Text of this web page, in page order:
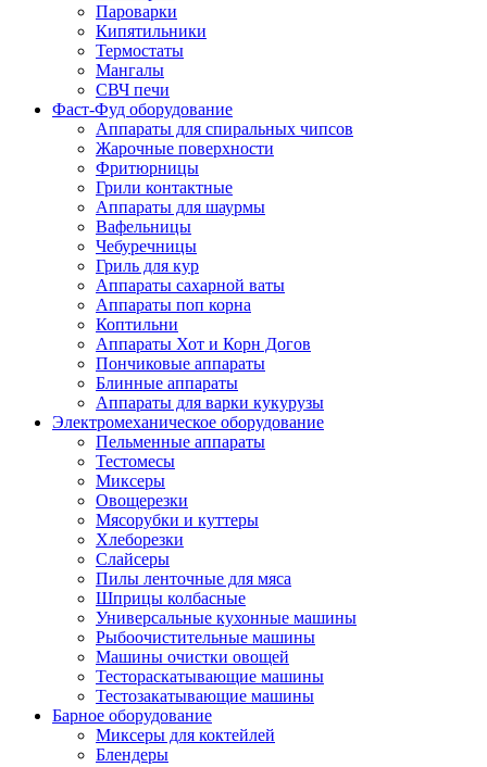
Пароварки
Кипятильники
Термостаты
Мангалы
СВЧ печи
Фаст-Фуд оборудование
Аппараты для спиральных чипсов
Жарочные поверхности
Фритюрницы
Грили контактные
Аппараты для шаурмы
Вафельницы
Чебуречницы
Гриль для кур
Аппараты сахарной ваты
Аппараты поп корна
Коптильни
Аппараты Хот и Корн Догов
Пончиковые аппараты
Блинные аппараты
Аппараты для варки кукурузы
Электромеханическое оборудование
Пельменные аппараты
Тестомесы
Миксеры
Овощерезки
Мясорубки и куттеры
Хлеборезки
Слайсеры
Пилы ленточные для мяса
Шприцы колбасные
Универсальные кухонные машины
Рыбоочистительные машины
Машины очистки овощей
Тестораскатывающие машины
Тестозакатывающие машины
Барное оборудование
Миксеры для коктейлей
Блендеры